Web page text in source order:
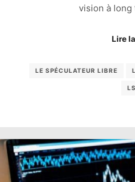
vision à
Lire
LE SPÉCULATEUR LIBRE